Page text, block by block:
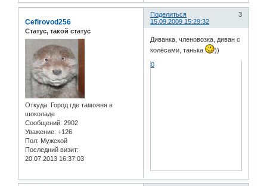
Поделиться
3
15.09.2009 15:29:32
Cefirovod256
Статус, такой статус
Откуда: Город где таможня в
шоколаде
Сообщений: 2902
Уважение: +126
Пол: Мужской
Последний визит:
20.07.2013 16:37:03
Диванка, членовозка, диван с
колёсами, танька
))
0